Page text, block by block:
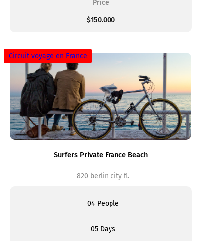
Price
$150.000
Circuit voyage en France
Surfers Private France Beach
820 berlin city fl.
04 People
05 Days